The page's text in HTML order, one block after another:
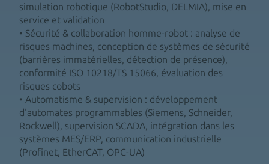
simulation robotique (RobotStudio, DELMIA), mise en
service et validation
• Sécurité & collaboration homme-robot : analyse de
risques machines, conception de systèmes de sécurité
(barrières immatérielles, détection de présence),
conformité ISO 10218/TS 15066, évaluation des
risques cobots
• Automatisme & supervision : développement
d'automates programmables (Siemens, Schneider,
Rockwell), supervision SCADA, intégration dans les
systèmes MES/ERP, communication industrielle
(Profinet, EtherCAT, OPC-UA)